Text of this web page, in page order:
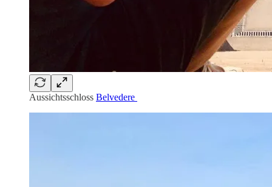
Aussichtsschloss Belvedere